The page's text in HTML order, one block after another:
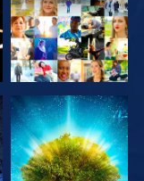
EXPLORAR A
SÉRIE